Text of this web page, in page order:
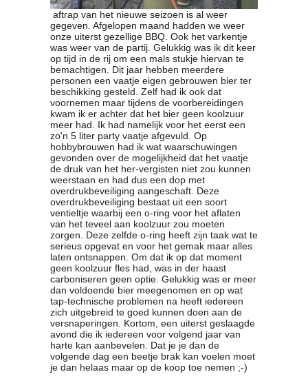
aftrap van het nieuwe seizoen is al weer
gegeven. Afgelopen maand hadden we weer
onze uiterst gezellige BBQ. Ook het varkentje
was weer van de partij. Gelukkig was ik dit keer
op tijd in de rij om een mals stukje hiervan te
bemachtigen. Dit jaar hebben meerdere
personen een vaatje eigen gebrouwen bier ter
beschikking gesteld. Zelf had ik ook dat
voornemen maar tijdens de voorbereidingen
kwam ik er achter dat het bier geen koolzuur
meer had. Ik had namelijk voor het eerst een
zo'n 5 liter party vaatje afgevuld. Op
hobbybrouwen had ik wat waarschuwingen
gevonden over de mogelijkheid dat het vaatje
de druk van het her-vergisten niet zou kunnen
weerstaan en had dus een dop met
overdrukbeveiliging aangeschaft. Deze
overdrukbeveiliging bestaat uit een soort
ventieltje waarbij een o-ring voor het aflaten
van het teveel aan koolzuur zou moeten
zorgen. Deze zelfde o-ring heeft zijn taak wat te
serieus opgevat en voor het gemak maar alles
laten ontsnappen. Om dat ik op dat moment
geen koolzuur fles had, was in der haast
carboniseren geen optie. Gelukkig was er meer
dan voldoende bier meegenomen en op wat
tap-technische problemen na heeft iedereen
zich uitgebreid te goed kunnen doen aan de
versnaperingen. Kortom, een uiterst geslaagde
avond die ik iedereen voor volgend jaar van
harte kan aanbevelen. Dat je je dan de
volgende dag een beetje brak kan voelen moet
je dan helaas maar op de koop toe nemen ;-)
Lid worden
Brouwcursus
Media
Artikelen
Foto's
Links
Nieuwsflitsen
Video
Sponsoren
Inloggen